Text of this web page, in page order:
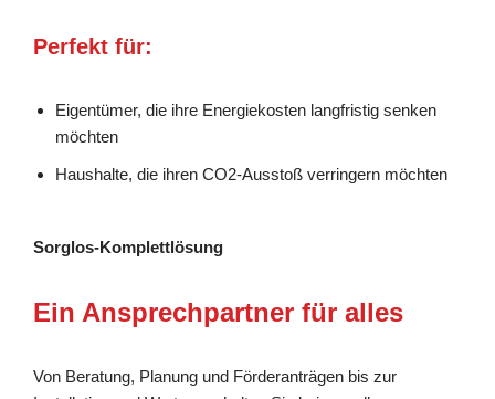
Perfekt für:
Eigentümer, die ihre Energiekosten langfristig senken
möchten
Haushalte, die ihren CO2-Ausstoß verringern möchten
Sorglos-Komplettlösung
Ein Ansprechpartner für alles
Von Beratung, Planung und Förderanträgen bis zur